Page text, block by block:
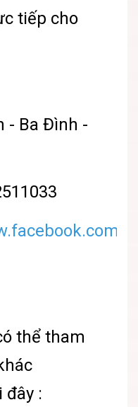
tiếp cho
- Ba Đình -
thể tham
đây :